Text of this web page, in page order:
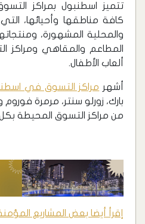
تتميز اسطنبول بمراكز
كافة مناطقها وأحيائها، التي
والمحلية المشهورة،
المطاعم والمقاهي ومراكز
ألعاب الأطفال.
أشهر مراكز التسوق في
بارك، زورلو سنتر، مرمرة فوروم
من مراكز التسوق المحيطة
إقرأ أيضا بعض المشاريع